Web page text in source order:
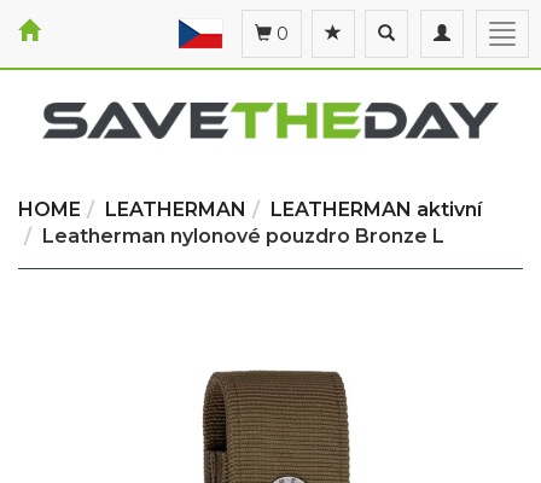
Toggle
navigation
Toggle
search
0
HOME LEATHERMAN
LEATHERMAN aktivní
Leatherman nylonové pouzdro Bronze L